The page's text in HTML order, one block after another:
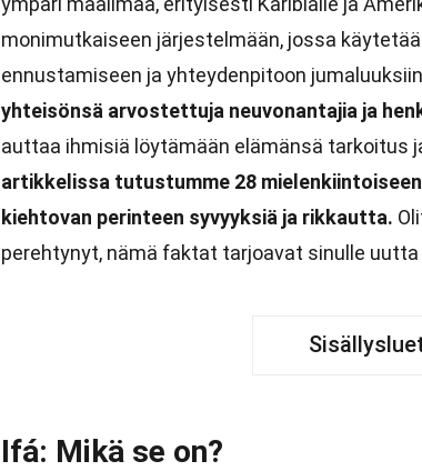
monimutkaiseen järjestelmään, jossa
ennustamiseen ja yhteydenpitoon
yhteisönsä arvostettuja neuvonantajia ja
auttaa ihmisiä löytämään elämänsä tarkoitus
artikkelissa tutustumme 28
kiehtovan perinteen syvyyksiä ja rikkautta.
perehtynyt, nämä faktat tarjoavat sinulle
Ifá: Mikä se on?